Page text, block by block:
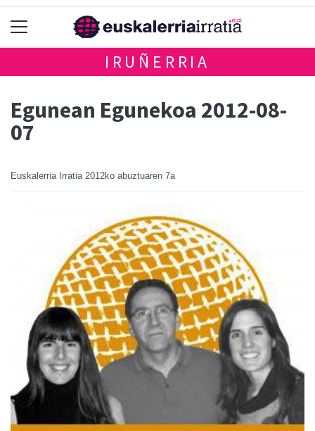
IRUÑERRIA
Egunean Egunekoa 2012-08-
07
Euskalerria Irratia 2012ko abuztuaren 7a